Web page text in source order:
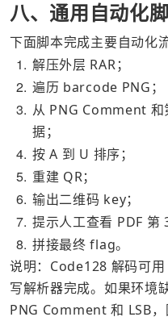
八、通用自动化
下面脚本完成主要自动化流
1 解压外层 RAR；
2 遍历 barcode PNG；
3 从 PNG Comment 和
据；
4 按 A 到 U 排序；
5 重建 QR；
6 输出二维码 key；
7 提示人工查看 PDF 第
8 拼接最终 flag。
说明：Code128 解码可用
写解析器完成。如果环境
PNG Comment 和 LSB